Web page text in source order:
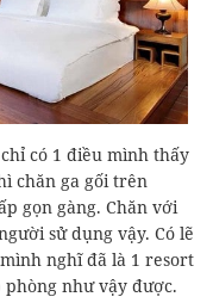
có 1 điều mình thấy
chăn ga gối trên
gọn gàng. Chăn với
sử dụng vậy. Có lẽ
nghĩ đã là 1 resort
phòng như vậy được.